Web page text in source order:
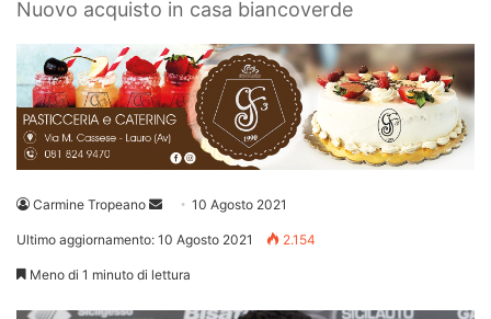
Nuovo acquisto in casa biancoverde
Carmine Tropeano
Invia 10 Agosto 2021
Ultimo aggiornamento: 10 Agosto 2021 2.154
Meno di 1 minuto di lettura